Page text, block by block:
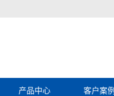
产品中心 客户案例